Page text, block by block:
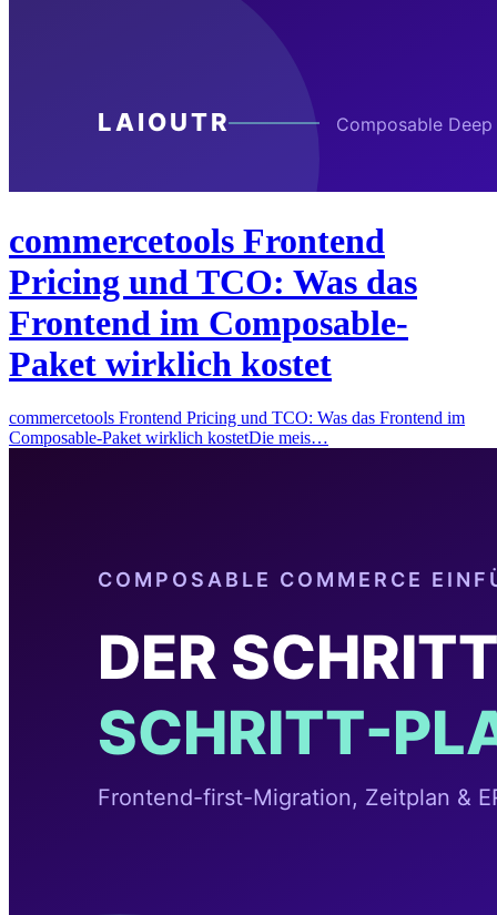
commercetools Frontend
Pricing und TCO: Was das
Frontend im Composable-
Paket wirklich kostet
commercetools Frontend Pricing und TCO: Was das Frontend im
Composable-Paket wirklich kostetDie meis…